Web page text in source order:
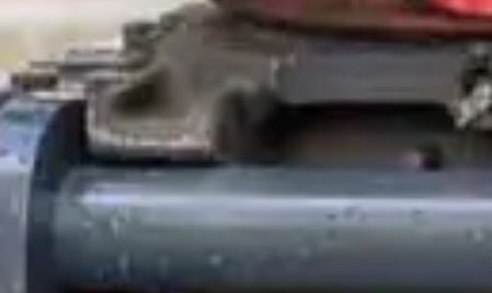
Guider
&
FAQ
Jobba
hos
oss
Broschyrer